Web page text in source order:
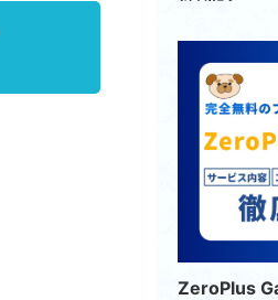
ZeroPlus